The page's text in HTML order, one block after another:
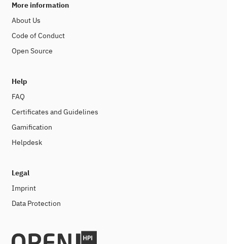
More information
About Us
Code of Conduct
Open Source
Help
FAQ
Certificates and Guidelines
Gamification
Helpdesk
Legal
Imprint
Data Protection